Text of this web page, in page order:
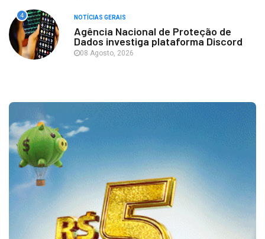
4 NOTÍCIAS GERAIS
Agência Nacional de Proteção de
Dados investiga plataforma Discord
08 Agosto, 2026